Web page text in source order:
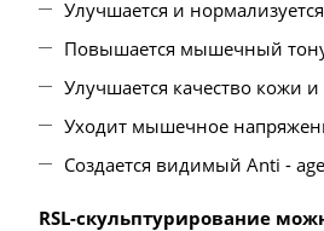
Улучшается и
Повышается мышечный
Улучшается качество кожи
Уходит мышечное
Создается видимый Anti -
RSL-скульптурирование